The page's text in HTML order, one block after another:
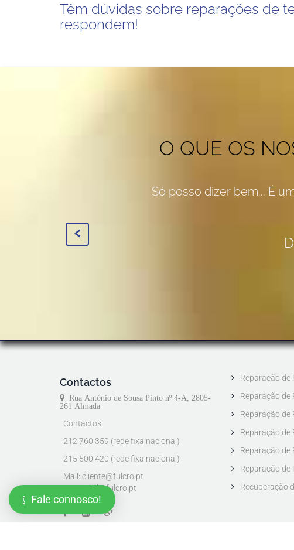
Têm dúvidas sobre reparações de
respondem!
O QUE OS
Só posso dizer bem... É
‹
Contactos
Rua António de Sousa Pinto nº 4-A, 2805-
261 Almada
Contactos:
212 760 359 (rede fixa nacional)
215 500 420 (rede fixa nacional)
Mail: cliente@fulcro.pt
comercial@fulcro.pt
Reparação de
Reparação de
Reparação de
Reparação de
Reparação de
Reparação de
Recuperação
Fale connosco!
Precisa de ajuda? Fale connosco!